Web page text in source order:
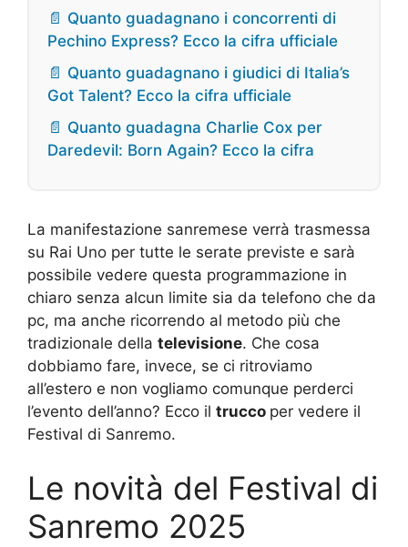
📄 Quanto guadagnano i concorrenti di
Pechino Express? Ecco la cifra ufficiale
📄 Quanto guadagnano i giudici di Italia’s
Got Talent? Ecco la cifra ufficiale
📄 Quanto guadagna Charlie Cox per
Daredevil: Born Again? Ecco la cifra
La manifestazione sanremese verrà trasmessa
su Rai Uno per tutte le serate previste e sarà
possibile vedere questa programmazione in
chiaro senza alcun limite sia da telefono che da
pc, ma anche ricorrendo al metodo più che
tradizionale della televisione. Che cosa
dobbiamo fare, invece, se ci ritroviamo
all’estero e non vogliamo comunque perderci
l’evento dell’anno? Ecco il trucco per vedere il
Festival di Sanremo.
Le novità del Festival di
Sanremo 2025